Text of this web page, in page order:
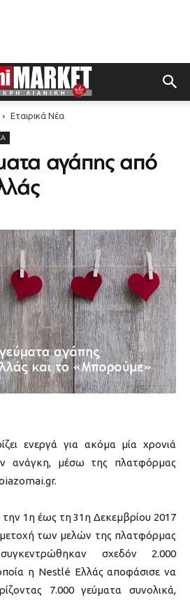
Εταιρικά Νέα
αγάπης από
ενεργά για ακόμα μία χρονιά
ανάγκη, μέσω της πλατφόρμας
την 1η έως τη 31η Δεκεμβρίου 2017
των μελών της πλατφόρμας
σχεδόν 2.000
η Nestlé Ελλάς αποφάσισε να
7.000 γεύματα συνολικά,